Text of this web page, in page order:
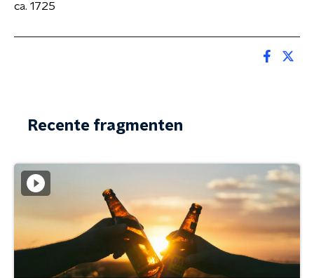
ca. 1725
Recente fragmenten